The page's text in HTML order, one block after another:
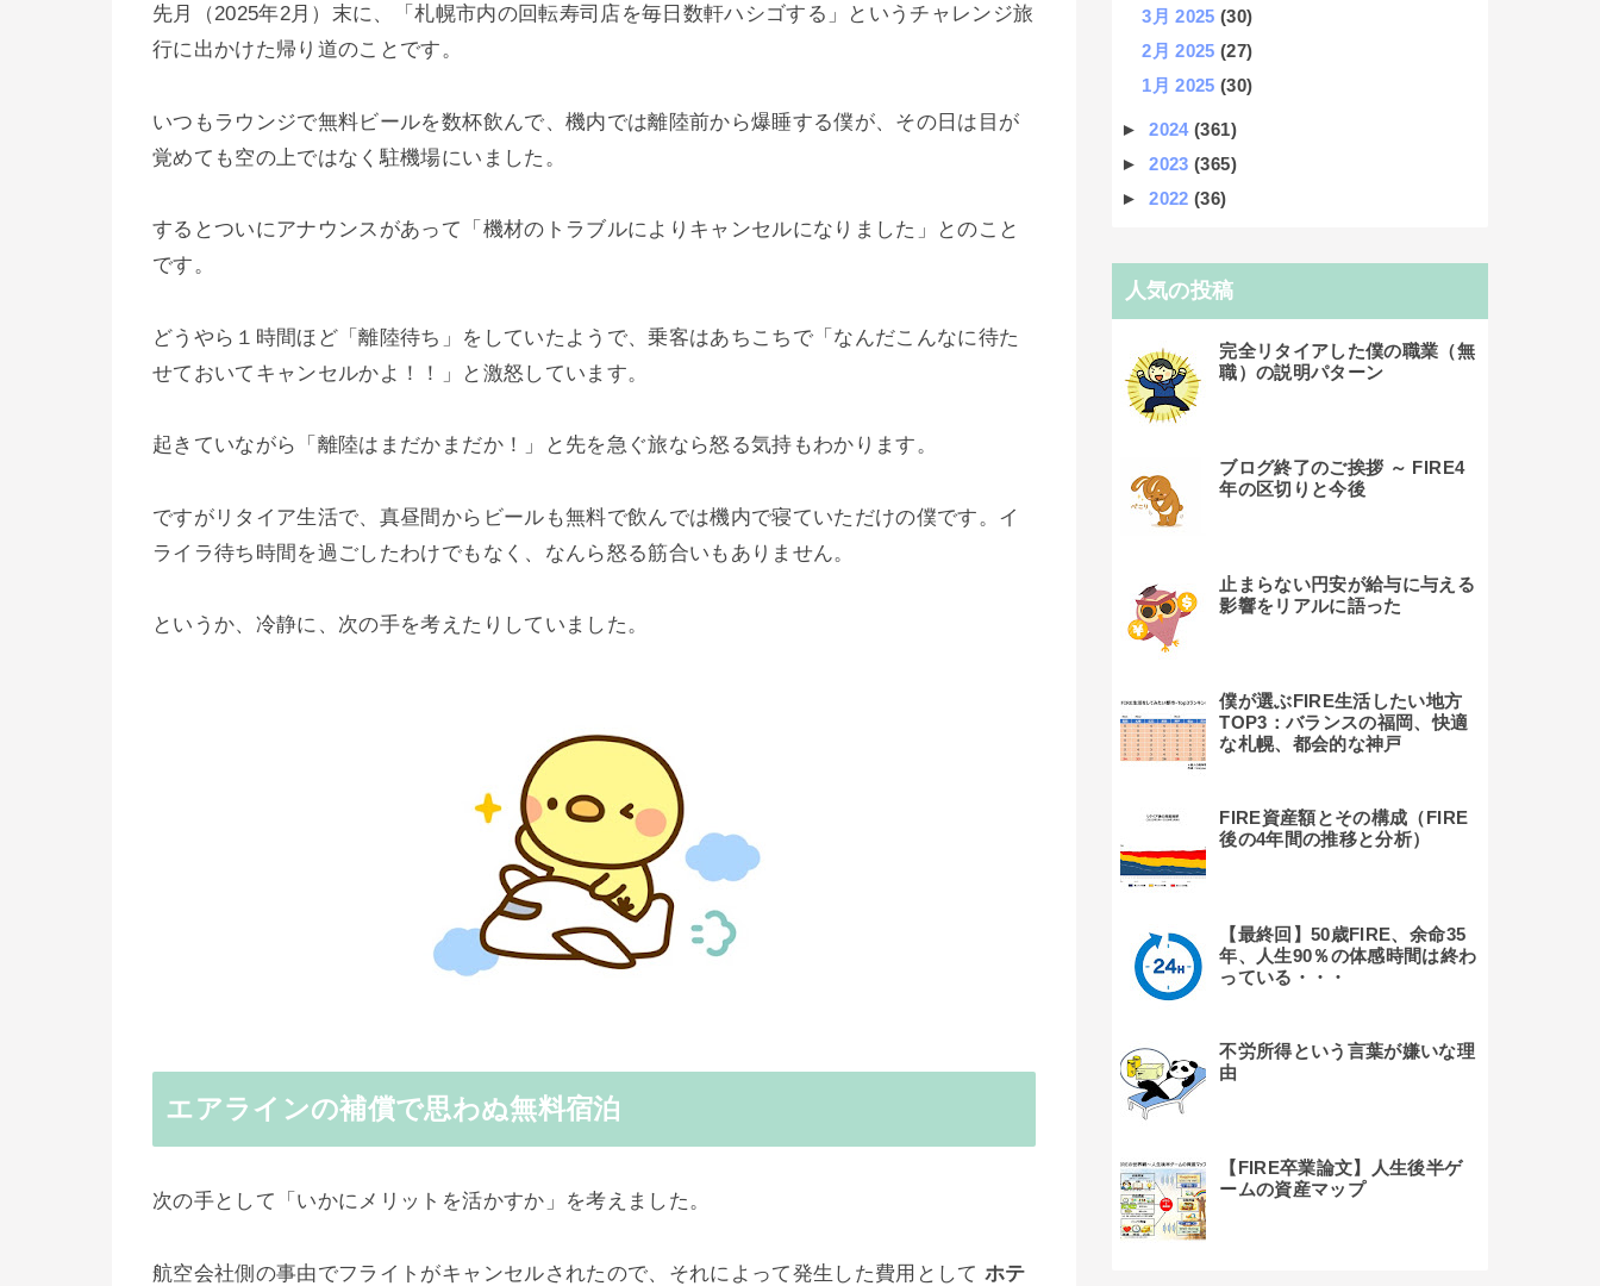
先月（2025年2月）末に、「札幌市内の回転寿司店を毎日数軒ハシゴする」というチャレンジ旅
行に出かけた帰り道のことです。
いつもラウンジで無料ビールを数杯飲んで、機内では離陸前から爆睡する僕が、その日は目が
覚めても空の上ではなく駐機場にいました。
するとついにアナウンスがあって「機材のトラブルによりキャンセルになりました」とのこと
です。
どうやら１時間ほど「離陸待ち」をしていたようで、乗客はあちこちで「なんだこんなに待た
せておいてキャンセルかよ！！」と激怒しています。
起きていながら「離陸はまだかまだか！」と先を急ぐ旅なら怒る気持もわかります。
ですがリタイア生活で、真昼間からビールも無料で飲んでは機内で寝ていただけの僕です。イ
ライラ待ち時間を過ごしたわけでもなく、なんら怒る筋合いもありません。
というか、冷静に、次の手を考えたりしていました。
エアラインの補償で思わぬ無料宿泊
次の手として「いかにメリットを活かすか」を考えました。
航空会社側の事由でフライトがキャンセルされたので、それによって発生した費用としてホテ
3月 2025(30)
2月 2025(27)
1月 2025(30)
►2024(361)
►2023(365)
►2022(36)
人気の投稿
完全リタイアした僕の職業（無
職）の説明パターン
ブログ終了のご挨拶 ～ FIRE4
年の区切りと今後
止まらない円安が給与に与える
影響をリアルに語った
僕が選ぶFIRE生活したい地方
TOP3：バランスの福岡、快適
な札幌、都会的な神戸
FIRE資産額とその構成（FIRE
後の4年間の推移と分析）
【最終回】50歳FIRE、余命35
年、人生90％の体感時間は終わ
っている・・・
不労所得という言葉が嫌いな理
由
【FIRE卒業論文】人生後半ゲ
ームの資産マップ